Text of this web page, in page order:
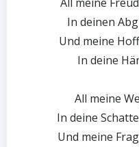
In deinen
Und meine
In deine
All meine
In deine
Und meine